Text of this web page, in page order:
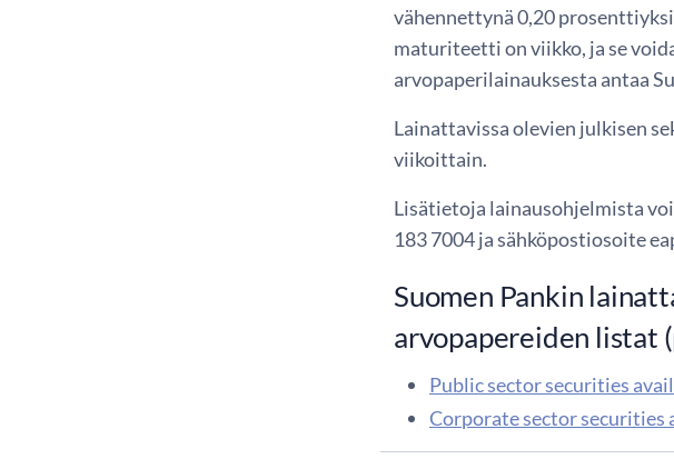
vähennettynä 0,20
maturiteetti on viikko, ja se
arvopaperilainauksesta antaa
Lainattavissa olevien julkisen
viikoittain.
Lisätietoja lainausohjelmista
183 7004 ja sähköpostiosoite
Suomen Pankin
arvopapereiden listat
Public sector securities
Corporate sector securities